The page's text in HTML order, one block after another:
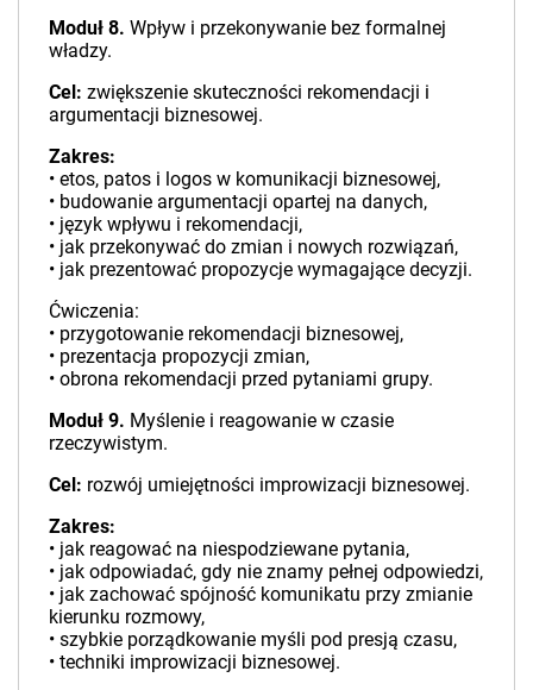
Moduł 8. Wpływ i przekonywanie bez formalnej
władzy.
Cel: zwiększenie skuteczności rekomendacji i
argumentacji biznesowej.
Zakres:
• etos, patos i logos w komunikacji biznesowej,
• budowanie argumentacji opartej na danych,
• język wpływu i rekomendacji,
• jak przekonywać do zmian i nowych rozwiązań,
• jak prezentować propozycje wymagające decyzji.
Ćwiczenia:
• przygotowanie rekomendacji biznesowej,
• prezentacja propozycji zmian,
• obrona rekomendacji przed pytaniami grupy.
Moduł 9. Myślenie i reagowanie w czasie
rzeczywistym.
Cel: rozwój umiejętności improwizacji biznesowej.
Zakres:
• jak reagować na niespodziewane pytania,
• jak odpowiadać, gdy nie znamy pełnej odpowiedzi,
• jak zachować spójność komunikatu przy zmianie
kierunku rozmowy,
• szybkie porządkowanie myśli pod presją czasu,
• techniki improwizacji biznesowej.